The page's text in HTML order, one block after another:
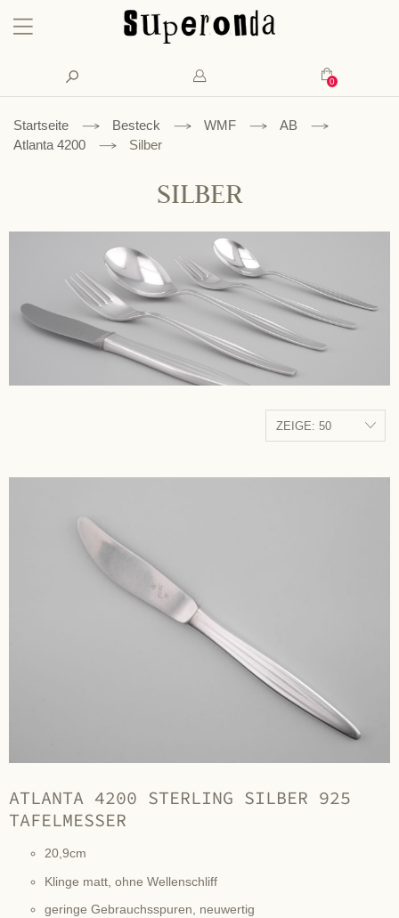
Konto
Mein
Suche
Startseite Besteck WMF
AB
Atlanta 4200
Silber
SILBER
ATLANTA 4200 STERLING SILBER 925
TAFELMESSER
20,9cm
Klinge matt, ohne Wellenschliff
geringe Gebrauchsspuren, neuwertig